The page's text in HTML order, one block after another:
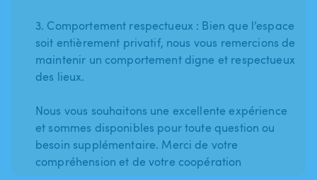
3. Comportement respectueux : Bien que l’espace
soit entièrement privatif, nous vous remercions de
maintenir un comportement digne et respectueux
des lieux.
Nous vous souhaitons une excellente expérience
et sommes disponibles pour toute question ou
besoin supplémentaire. Merci de votre